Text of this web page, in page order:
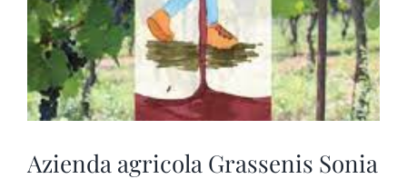
Azienda agricola Grassenis Sonia